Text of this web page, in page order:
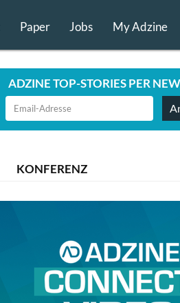
Paper Jobs My Adzine
ADZINE TOP-STORIES PER
KONFERENZ